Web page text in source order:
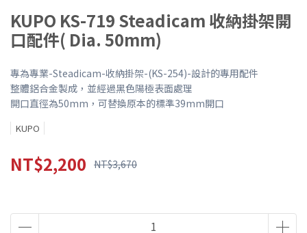
KUPO KS-719 Steadicam 收納掛架開
口配件( Dia. 50mm)
專為專業-Steadicam-收納掛架-(KS-254)-設計的專用配件
整體鋁合金製成，並經過黑色陽極表面處理
開口直徑為50mm，可替換原本的標準39mm開口
KUPO
NT$2,200 NT$3,670